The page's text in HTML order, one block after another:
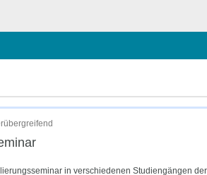
in verschiedenen Studiengängen